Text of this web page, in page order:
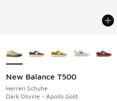
New Balance T500
Herren Schuhe
Dark Olivine - Apollo Gold